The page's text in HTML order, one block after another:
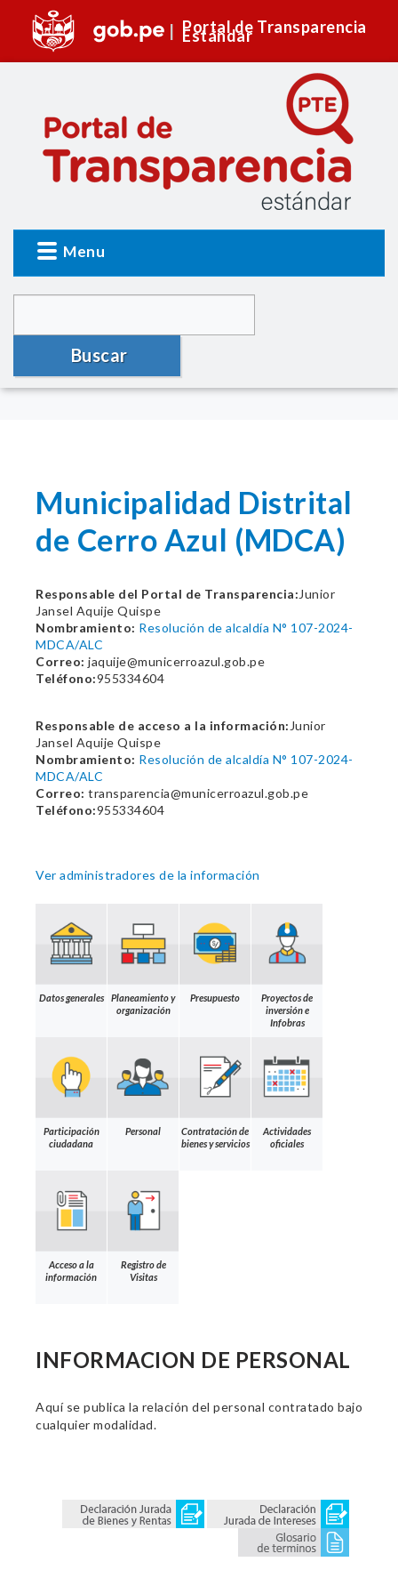
Portal de Transparencia
Estándar
Menu
Buscar
Municipalidad Distrital
de Cerro Azul (MDCA)
Responsable del Portal de Transparencia: Junior
Jansel Aquije Quispe
Nombramiento: Resolución de alcaldía N° 107-2024-
MDCA/ALC
Correo: jaquije@municerroazul.gob.pe
Teléfono:955334604
Responsable de acceso a la información: Junior
Jansel Aquije Quispe
Nombramiento: Resolución de alcaldía N° 107-2024-
MDCA/ALC
Correo: transparencia@municerroazul.gob.pe
Teléfono:955334604
Ver administradores de la información
Datos generales
Planeamiento y
organización
Presupuesto
Proyectos de
inversión e
Infobras
Participación
ciudadana
Personal
Contratación de
bienes y servicios
Actividades
oficiales
Acceso a la
información
Registro de
Visitas
INFORMACION DE PERSONAL
Aquí se publica la relación del personal contratado bajo
cualquier modalidad.